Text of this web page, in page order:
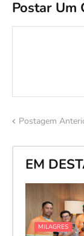
Postar Um
Postagem
EM
MILAGRES